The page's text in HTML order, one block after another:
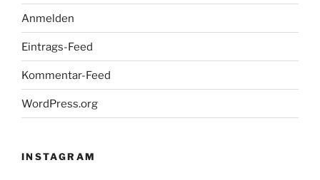
Anmelden
Eintrags-Feed
Kommentar-Feed
WordPress.org
INSTAGRAM